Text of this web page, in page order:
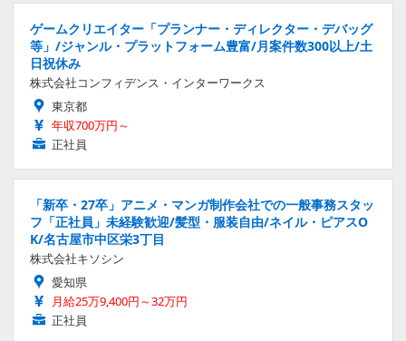
ゲームクリエイター「プランナー・ディレクター・デバッグ
等」/ジャンル・プラットフォーム豊富/月案件数300以上/土
日祝休み
株式会社コンフィデンス・インターワークス
東京都
年収700万円～
正社員
「新卒・27卒」アニメ・マンガ制作会社での一般事務スタッ
フ「正社員」未経験歓迎/髪型・服装自由/ネイル・ピアスO
K/名古屋市中区栄3丁目
株式会社キソシン
愛知県
月給25万9,400円～32万円
正社員